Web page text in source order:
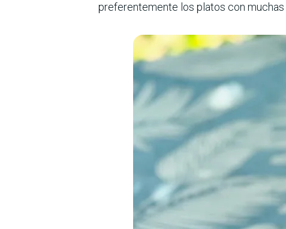
preferentemente los platos con muchas